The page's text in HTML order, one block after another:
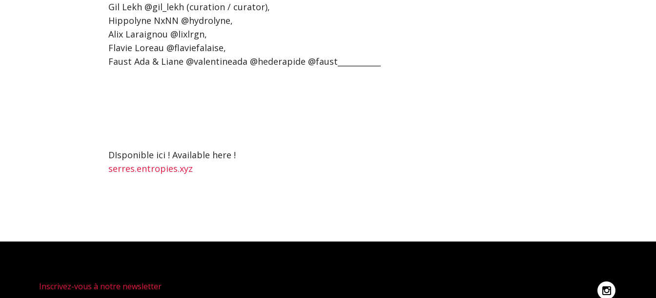
Gil Lekh @gil_lekh (curation / curator),
Hippolyne NxNN @hydrolyne,
Alix Laraignou @lixlrgn,
Flavie Loreau @flaviefalaise,
Faust Ada & Liane @valentineada @hederapide @faust___________
DIsponible ici ! Available here !
serres.entropies.xyz
Inscrivez-vous à notre newsletter